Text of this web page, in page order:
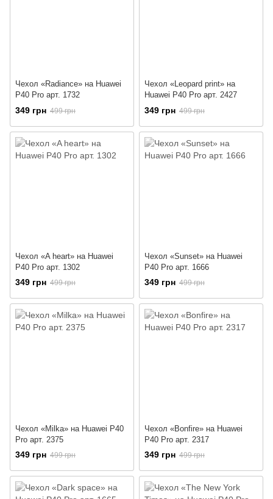
Чехол «Radiance» на Huawei
P40 Pro арт. 1732
349 грн 499 грн
Чехол «Leopard print» на
Huawei P40 Pro арт. 2427
349 грн 499 грн
Чехол «A heart» на Huawei
P40 Pro арт. 1302
349 грн 499 грн
Чехол «Sunset» на Huawei
P40 Pro арт. 1666
349 грн 499 грн
Чехол «Milka» на Huawei P40
Pro арт. 2375
349 грн 499 грн
Чехол «Bonfire» на Huawei
P40 Pro арт. 2317
349 грн 499 грн